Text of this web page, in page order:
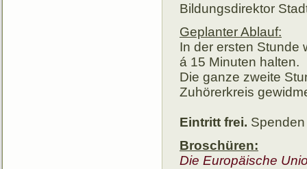
Bildungsdirektor
Geplanter Ablauf:
In der ersten Stunde
á 15 Minuten halten.
Die ganze zweite
Zuhörerkreis
Eintritt frei.
Broschüren:
Die Europäische